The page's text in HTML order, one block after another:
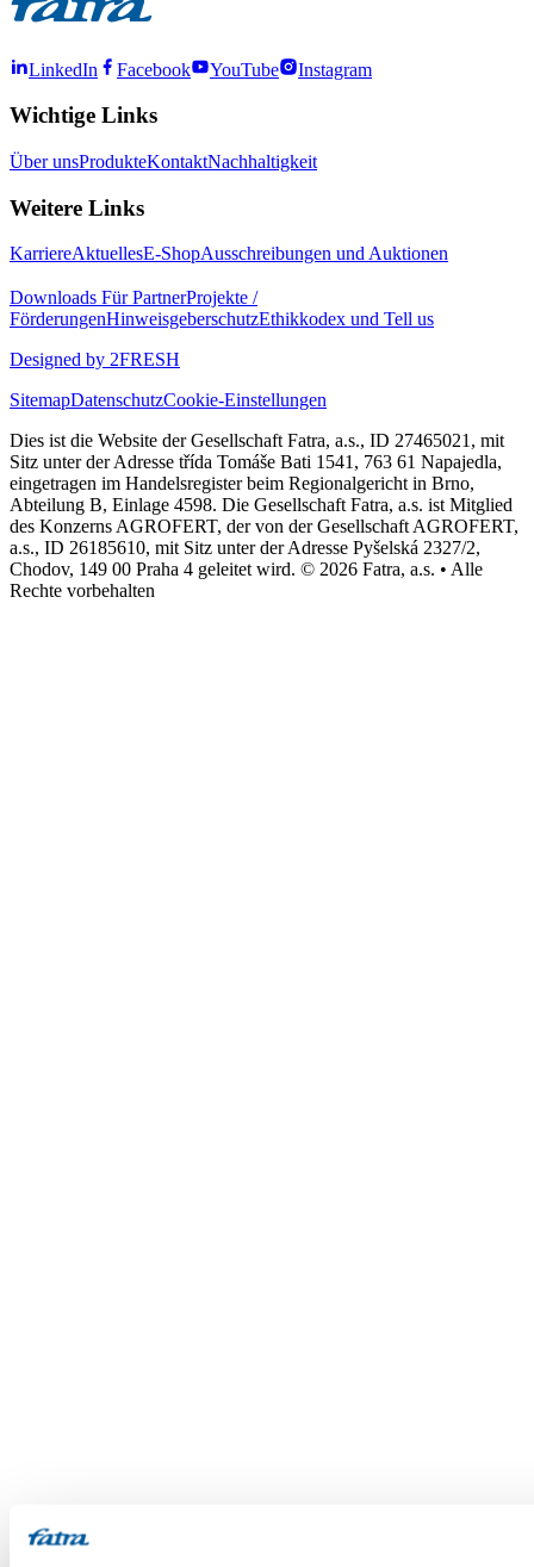
LinkedIn Facebook YouTube Instagram
Wichtige Links
Über unsProdukteKontaktNachhaltigkeit
Weitere Links
KarriereAktuellesE-ShopAusschreibungen und Auktionen
Downloads Für PartnerProjekte /
FörderungenHinweisgeberschutzEthikkodex und Tell us
Designed by 2FRESH
SitemapDatenschutzCookie-Einstellungen
Dies ist die Website der Gesellschaft Fatra, a.s., ID 27465021, mit
Sitz unter der Adresse třída Tomáše Bati 1541, 763 61 Napajedla,
eingetragen im Handelsregister beim Regionalgericht in Brno,
Abteilung B, Einlage 4598. Die Gesellschaft Fatra, a.s. ist Mitglied
des Konzerns AGROFERT, der von der Gesellschaft AGROFERT,
a.s., ID 26185610, mit Sitz unter der Adresse Pyšelská 2327/2,
Chodov, 149 00 Praha 4 geleitet wird. © 2026 Fatra, a.s. • Alle
Rechte vorbehalten